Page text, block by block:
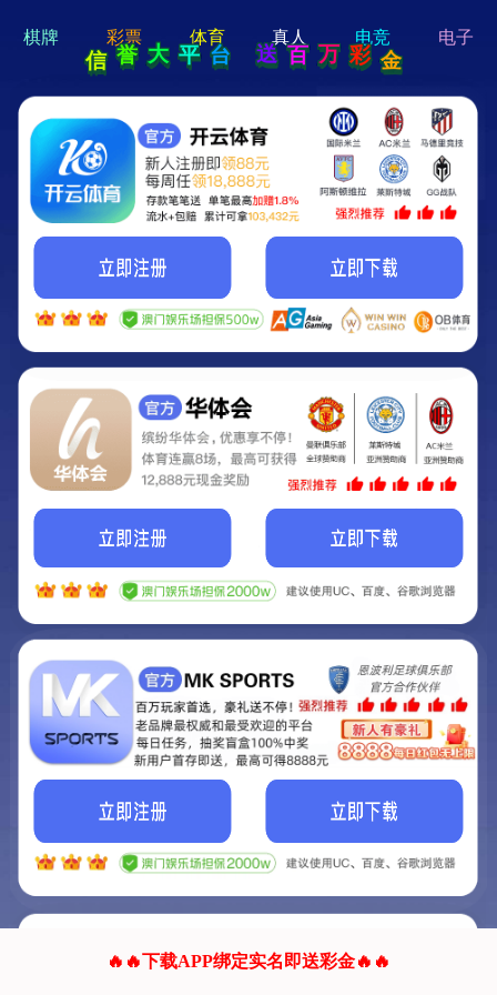
hi 💗
Hey Guys!
我们即将上线啦...
我们的网站正在建设.
它将是非常棒的网站.
联系我们!